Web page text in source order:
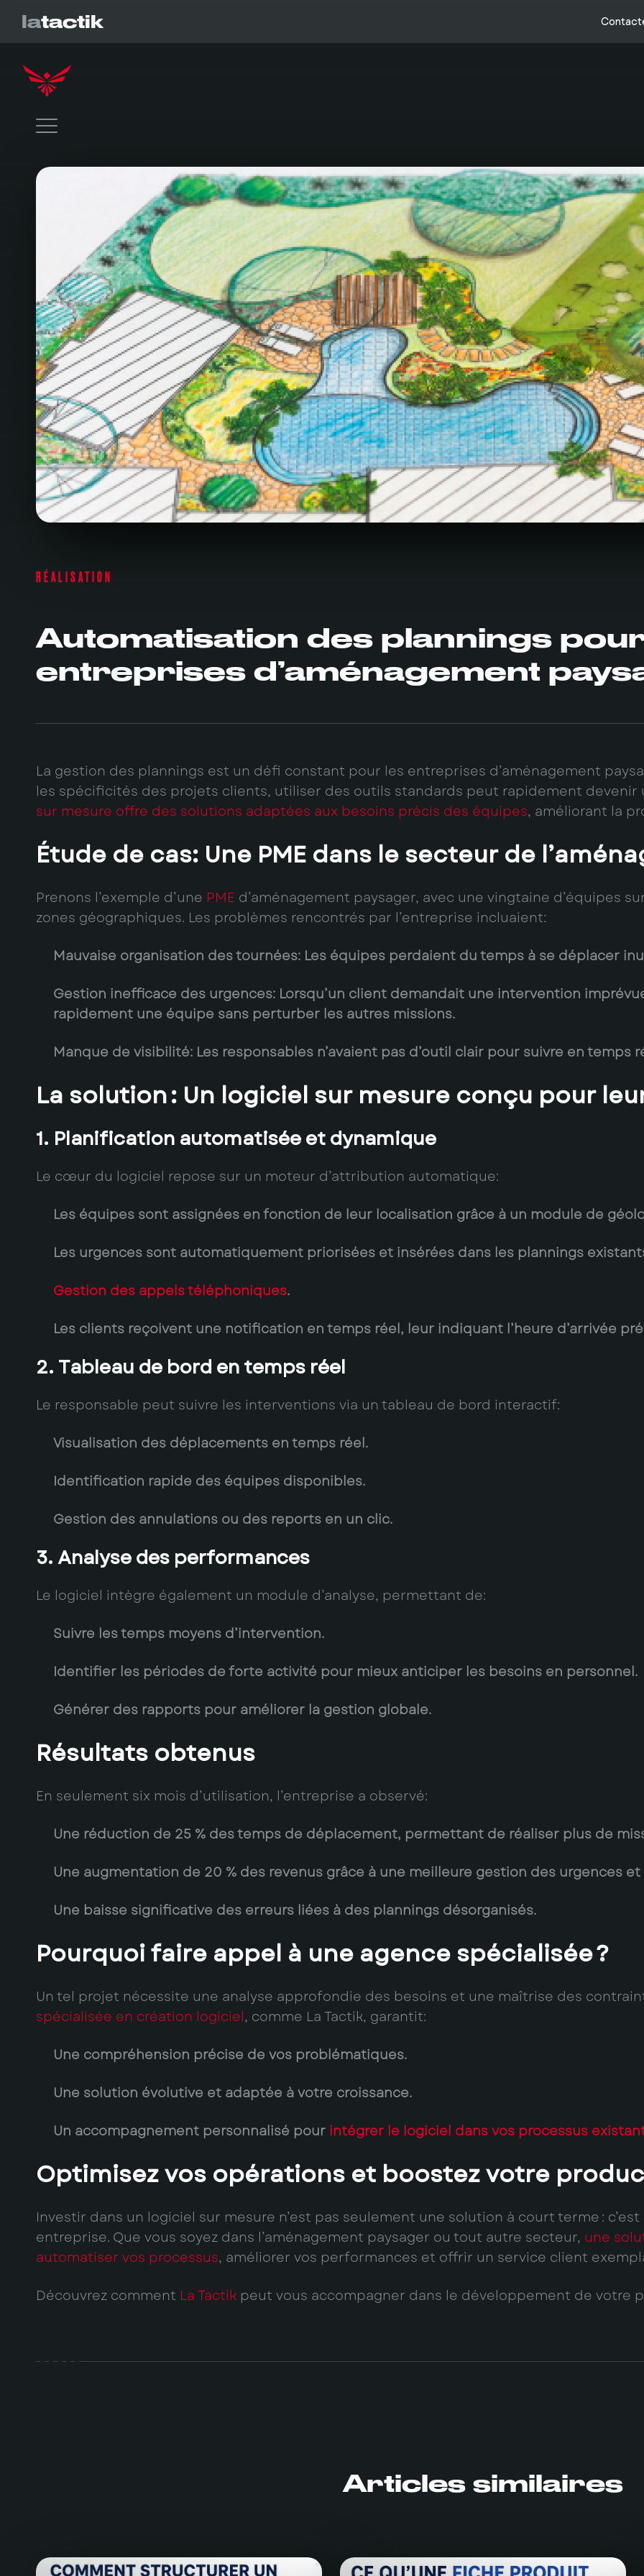
latactik
RÉALISATION
Automatisation des plannings
entreprises d’aménagement
La gestion des plannings est un défi constant pour les entreprises d’aménagement
les spécificités des projets clients, utiliser des outils standards peut rapidement devenir
sur mesure offre des solutions adaptées aux besoins précis des équipes, améliorant la
Étude de cas: Une PME dans le secteur de
Prenons l’exemple d’une PME d’aménagement paysager, avec une vingtaine d’équipes
zones géographiques. Les problèmes rencontrés par l’entreprise incluaient:
Mauvaise organisation des tournées: Les équipes perdaient du temps à se déplacer
Gestion inefficace des urgences: Lorsqu’un client demandait une intervention
rapidement une équipe sans perturber les autres missions.
Manque de visibilité: Les responsables n’avaient pas d’outil clair pour suivre en
La solution : Un logiciel sur mesure conçu pour
1. Planification automatisée et dynamique
Le cœur du logiciel repose sur un moteur d’attribution automatique:
Les équipes sont assignées en fonction de leur localisation grâce à un module de
Les urgences sont automatiquement priorisées et insérées dans les plannings
Gestion des appels téléphoniques.
Les clients reçoivent une notification en temps réel, leur indiquant l’heure d’arrivée
2. Tableau de bord en temps réel
Le responsable peut suivre les interventions via un tableau de bord interactif:
Visualisation des déplacements en temps réel.
Identification rapide des équipes disponibles.
Gestion des annulations ou des reports en un clic.
3. Analyse des performances
Le logiciel intègre également un module d’analyse, permettant de:
Suivre les temps moyens d’intervention.
Identifier les périodes de forte activité pour mieux anticiper les besoins en personnel.
Générer des rapports pour améliorer la gestion globale.
Résultats obtenus
En seulement six mois d’utilisation, l’entreprise a observé:
Une réduction de 25 % des temps de déplacement, permettant de réaliser plus de
Une augmentation de 20 % des revenus grâce à une meilleure gestion des urgences
Une baisse significative des erreurs liées à des plannings désorganisés.
Pourquoi faire appel à une agence spécialisée ?
Un tel projet nécessite une analyse approfondie des besoins et une maîtrise des
spécialisée en création logiciel, comme La Tactik, garantit:
Une compréhension précise de vos problématiques.
Une solution évolutive et adaptée à votre croissance.
Un accompagnement personnalisé pour intégrer le logiciel dans vos processus
Optimisez vos opérations et boostez votre
Investir dans un logiciel sur mesure n’est pas seulement une solution à court terme :
entreprise. Que vous soyez dans l’aménagement paysager ou tout autre secteur, une
automatiser vos processus, améliorer vos performances et offrir un service client
Découvrez comment La Tactik peut vous accompagner dans le développement de votre
Articles similaires